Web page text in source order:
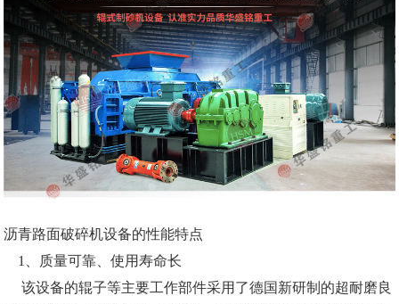
沥青路面破碎机设备的性能特点
1、质量可靠、使用寿命长
该设备的辊子等主要工作部件采用了德国新研制的超耐磨良